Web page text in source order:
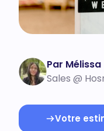
Par Mélissa
Sales @
Votre